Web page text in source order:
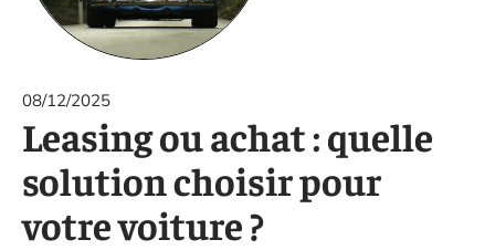
08/12/2025
Leasing ou achat : quelle
solution choisir pour
votre voiture ?